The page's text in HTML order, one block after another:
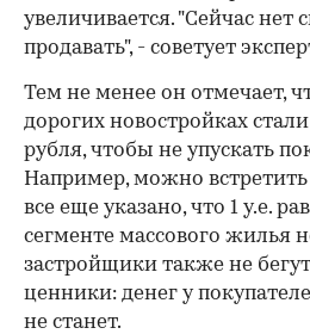
увеличивается. "Сейчас нет
продавать", - советует
Тем не менее он отмечает,
дорогих новостройках
рубля, чтобы не упускать
Например, можно
все еще указано, что 1 у.е.
сегменте массового жилья
застройщики также не
ценники: денег у
не станет.